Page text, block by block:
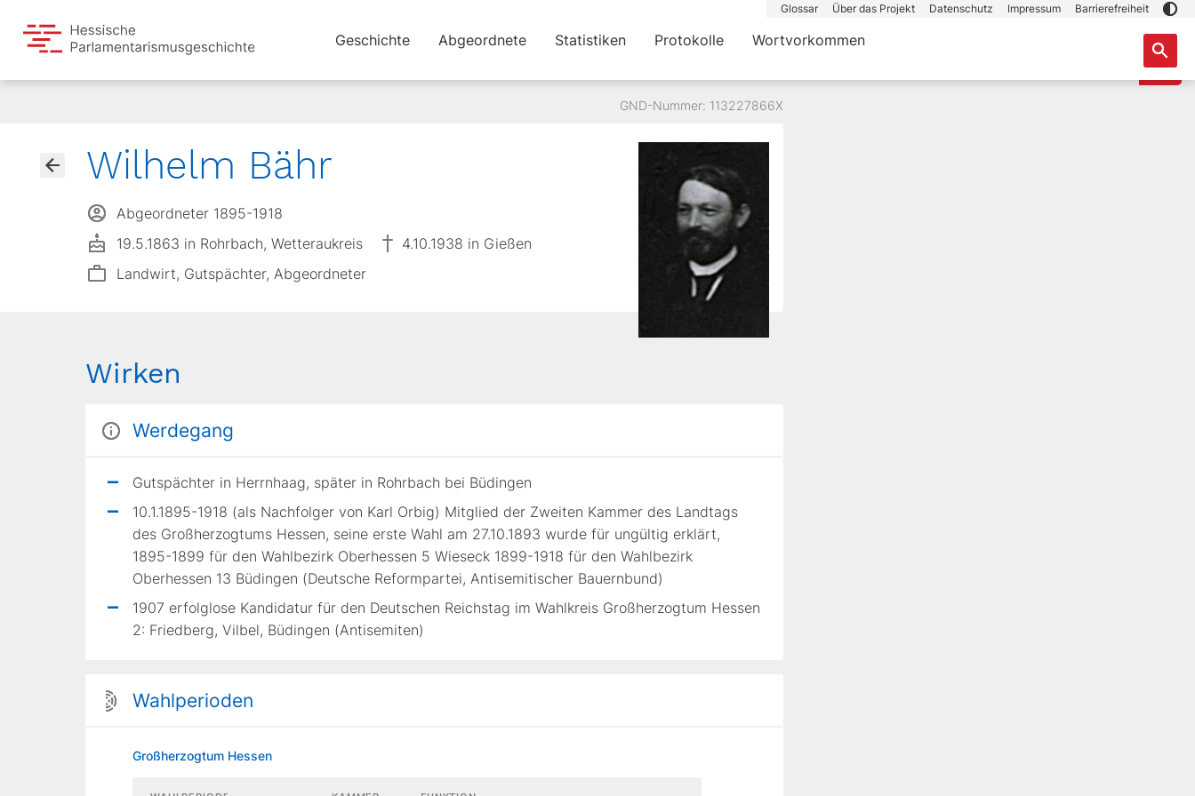
Glossar Über das Projekt Datenschutz Impressum Barrierefreiheit
Geschichte Abgeordnete Statistiken Protokolle Wortvorkommen
GND-Nummer: 113227866X
Wilhelm Bähr
Abgeordneter 1895-1918
19.5.1863 in Rohrbach, Wetteraukreis
4.10.1938 in Gießen
Landwirt, Gutspächter, Abgeordneter
Wirken
Werdegang
Gutspächter in Herrnhaag, später in Rohrbach bei Büdingen
10.1.1895-1918 (als Nachfolger von Karl Orbig) Mitglied der Zweiten Kammer des Landtags
des Großherzogtums Hessen, seine erste Wahl am 27.10.1893 wurde für ungültig erklärt,
1895-1899 für den Wahlbezirk Oberhessen 5 Wieseck 1899-1918 für den Wahlbezirk
Oberhessen 13 Büdingen (Deutsche Reformpartei, Antisemitischer Bauernbund)
1907 erfolglose Kandidatur für den Deutschen Reichstag im Wahlkreis Großherzogtum Hessen
2: Friedberg, Vilbel, Büdingen (Antisemiten)
Wahlperioden
Großherzogtum Hessen